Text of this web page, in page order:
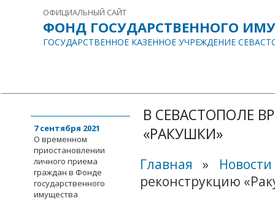
ОФИЦИАЛЬНЫЙ САЙТ
ФОНД ГОСУДАРСТВЕННОГО
ГОСУДАРСТВЕННОЕ КАЗЕННОЕ УЧРЕЖДЕНИЕ
7 сентября 2021
О временном
приостановлении
личного приема
граждан в Фонде
государственного
имущества
В СЕВАСТОПОЛЕ
«РАКУШКИ»
Главная » Новости
реконструкцию